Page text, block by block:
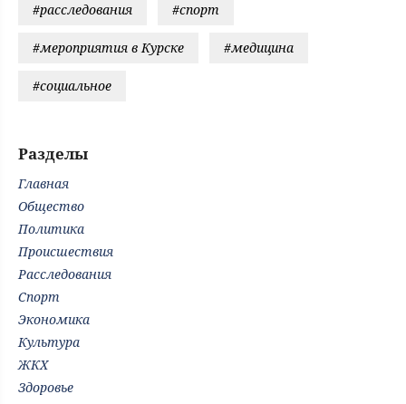
#расследования #спорт
#мероприятия в Курске #медицина
#социальное
Разделы
Главная
Общество
Политика
Происшествия
Расследования
Спорт
Экономика
Культура
ЖКХ
Здоровье